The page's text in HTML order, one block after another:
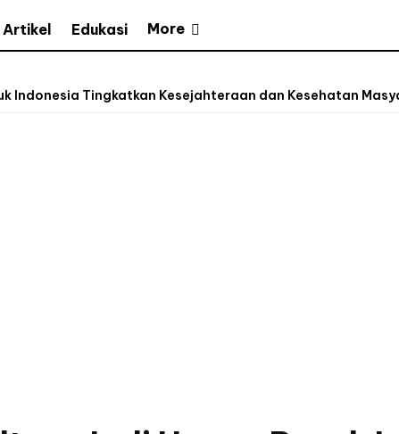
Artikel Edukasi More
Indonesia Tingkatkan Kesejahteraan dan Kesehatan